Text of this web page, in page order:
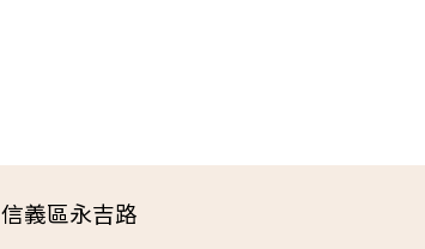
信義區永吉路